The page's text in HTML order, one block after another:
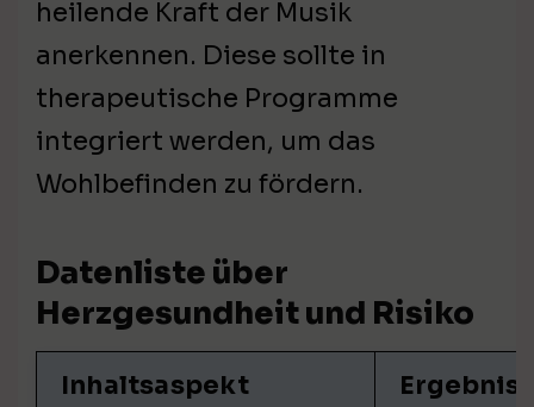
heilende Kraft der Musik
anerkennen. Diese sollte in
therapeutische Programme
integriert werden, um das
Wohlbefinden zu fördern.
Datenliste über
Herzgesundheit und Risiko
Inhaltsaspekt Ergebnis